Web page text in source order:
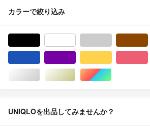
カラーで絞り込み
シルバー/銀色系ゴールド/金色系マルチカラー
UNIQLOを出品してみませんか？